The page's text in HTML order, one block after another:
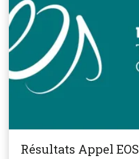
Résultats Appel EOS